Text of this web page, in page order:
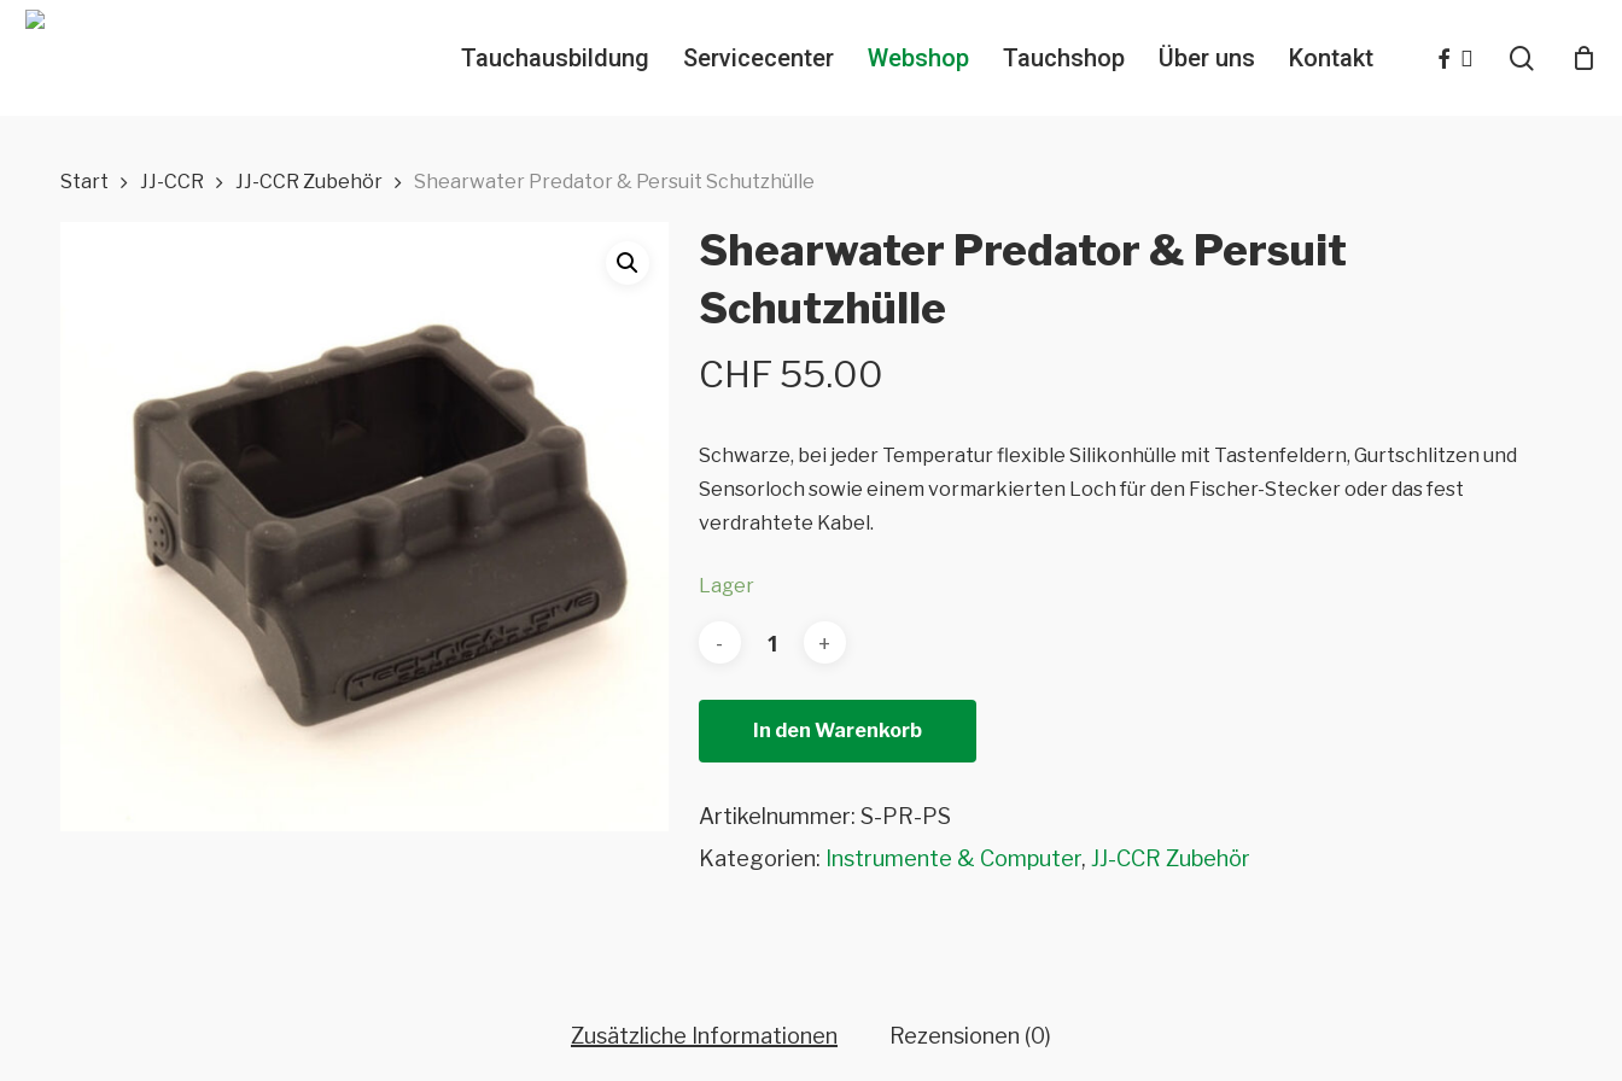
Skip
Tauchausbildung Servicecenter Webshop Tauchshop Über uns Kontakt facebook
instagramsearch
Start JJ-CCR JJ-CCR Zubehör Shearwater Predator & Persuit Schutzhülle
Shearwater Predator & Persuit
Schutzhülle
CHF 55.00
Schwarze, bei jeder Temperatur flexible Silikonhülle mit Tastenfeldern, Gurtschlitzen und
Sensorloch sowie einem vormarkierten Loch für den Fischer-Stecker oder das fest
verdrahtete Kabel.
Lager
In den Warenkorb
Artikelnummer: S-PR-PS
Kategorien: Instrumente & Computer, JJ-CCR Zubehör
Zusätzliche Informationen Rezensionen (0)